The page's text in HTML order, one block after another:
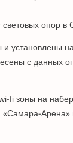
опор в
и установлены
с данных
fi зоны на
Арена»